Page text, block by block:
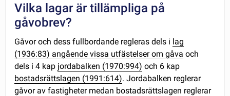
Vilka lagar är tillämpliga på
gåvobrev?
Gåvor och dess fullbordande regleras dels i lag
(1936:83) angående vissa utfästelser om gåva och
dels i 4 kap jordabalken (1970:994) och 6 kap
bostadsrättslagen (1991:614). Jordabalken reglerar
gåvor av fastigheter medan bostadsrättslagen reglerar